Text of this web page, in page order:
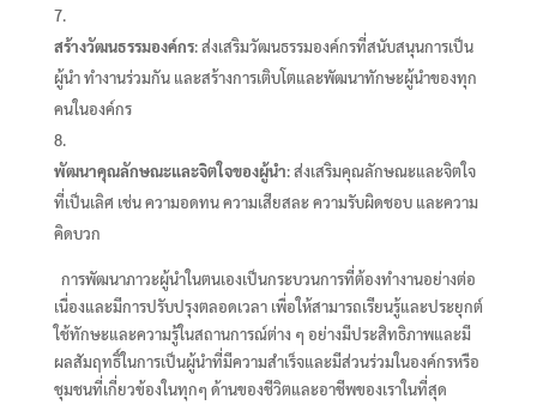
สร้างวัฒนธรรมองค์กร: ส่งเสริมวัฒนธรรมองค์กรที่สนับสนุนการเป็น
ผู้นำ ทำงานร่วมกัน และสร้างการเติบโตและพัฒนาทักษะผู้นำของทุก
คนในองค์กร
พัฒนาคุณลักษณะและจิตใจของผู้นำ: ส่งเสริมคุณลักษณะและจิตใจ
ที่เป็นเลิศ เช่น ความอดทน ความเสียสละ ความรับผิดชอบ และความ
คิดบวก
การพัฒนาภาวะผู้นำในตนเองเป็นกระบวนการที่ต้องทำงานอย่างต่อ
เนื่องและมีการปรับปรุงตลอดเวลา เพื่อให้สามารถเรียนรู้และประยุกต์
ใช้ทักษะและความรู้ในสถานการณ์ต่าง ๆ อย่างมีประสิทธิภาพและมี
ผลสัมฤทธิ์ในการเป็นผู้นำที่มีความสำเร็จและมีส่วนร่วมในองค์กรหรือ
ชุมชนที่เกี่ยวข้องในทุกๆ ด้านของชีวิตและอาชีพของเราในที่สุด